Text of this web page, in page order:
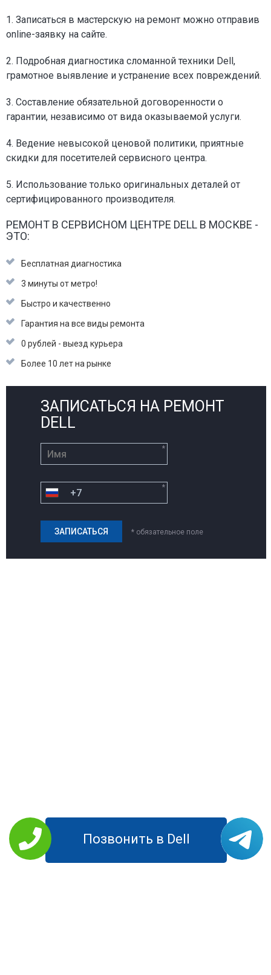
1. Записаться в мастерскую на ремонт можно отправив
online-заявку на сайте.
2. Подробная диагностика сломанной техники Dell,
грамотное выявление и устранение всех повреждений.
3. Составление обязательной договоренности о
гарантии, независимо от вида оказываемой услуги.
4. Ведение невысокой ценовой политики, приятные
скидки для посетителей сервисного центра.
5. Использование только оригинальных деталей от
сертифицированного производителя.
РЕМОНТ В СЕРВИСНОМ ЦЕНТРЕ DELL В МОСКВЕ -
ЭТО:
Бесплатная диагностика
3 минуты от метро!
Быстро и качественно
Гарантия на все виды ремонта
0 рублей - выезд курьера
Более 10 лет на рынке
ЗАПИСАТЬСЯ НА РЕМОНТ
DELL
*
*
* обязательное поле
Позвонить в Dell